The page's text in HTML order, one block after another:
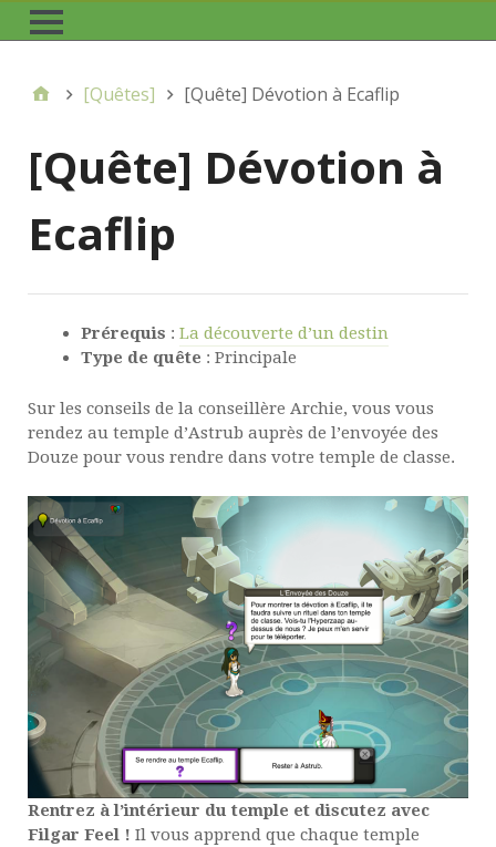
[Quêtes] [Quête] Dévotion à Ecaflip
[Quête] Dévotion à
Ecaflip
Prérequis : La découverte d’un destin
Type de quête : Principale
Sur les conseils de la conseillère Archie, vous vous
rendez au temple d’Astrub auprès de l’envoyée des
Douze pour vous rendre dans votre temple de classe.
Rentrez à l’intérieur du temple et discutez avec
Filgar Feel ! Il vous apprend que chaque temple